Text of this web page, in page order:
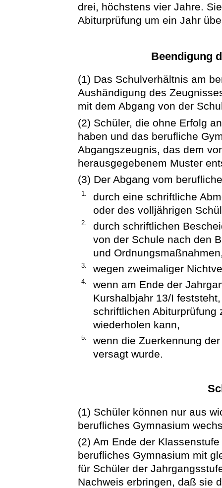
drei, höchstens vier Jahre.
Abiturprüfung um ein Jahr
Beendigung
(1) Das Schulverhältnis am
Aushändigung des
mit dem Abgang von der
(2) Schüler, die ohne Erfolg
haben und das berufliche
Abgangszeugnis, das dem
herausgegebenem Muster
(3) Der Abgang vom
1.
durch eine schriftliche
oder des volljährigen
2.
durch schriftlichen
von der Schule nach den
und
3. wegen zweimaliger
4.
wenn am Ende der
Kurshalbjahr 13/I
schriftlichen Abiturprüfung
wiederholen kann,
5.
wenn die Zuerkennung
versagt wurde.
(1) Schüler können nur aus
berufliches Gymnasium
(2) Am Ende der
berufliches Gymnasium mit
für Schüler der
Nachweis erbringen, daß sie